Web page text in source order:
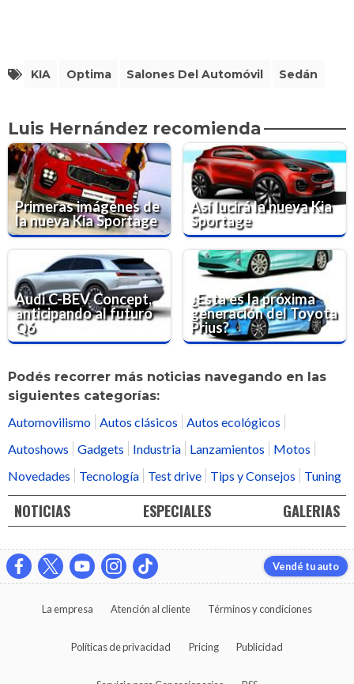
KIA Optima Salones Del Automóvil Sedán
Luis Hernández recomienda
Primeras imágenes de
la nueva Kia Sportage
Así lucirá la nueva Kia
Sportage
Audi C-BEV Concept,
anticipando al futuro
Q6
¿Esta es la próxima
generación del Toyota
Prius?
Podés recorrer más noticias navegando en las
siguientes categorías:
Automovilismo
Autos clásicos
Autos ecológicos
Autoshows
Gadgets Industria Lanzamientos
Motos
Novedades
Tecnología Test drive Tips y Consejos Tuning
NOTICIAS ESPECIALES GALERIAS
Vendé tu auto
La empresa Atención al cliente Términos y condiciones
Políticas de privacidad Pricing Publicidad